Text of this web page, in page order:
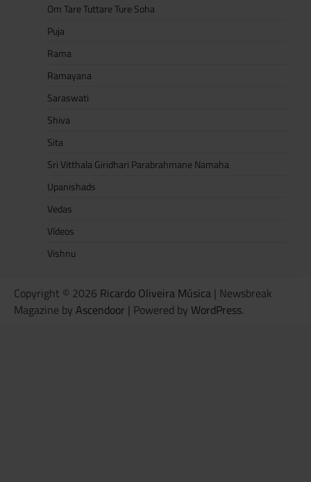
Om Tare Tuttare Ture Soha
Puja
Rama
Ramayana
Saraswati
Shiva
Sita
Sri Vitthala Giridhari Parabrahmane Namaha
Upanishads
Vedas
Vídeos
Vishnu
Copyright © 2026 Ricardo Oliveira Música | Newsbreak
Magazine by Ascendoor | Powered by WordPress.